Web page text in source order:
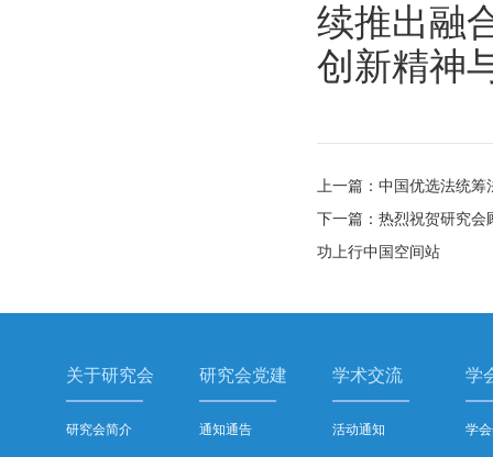
续推出融
创新精神
上一篇：中国优选法统
下一篇：热烈祝贺研究会
功上行中国空间站
关于研究会
研究会简介
研究会党建
通知通告
学术交流
活动通知
学
学